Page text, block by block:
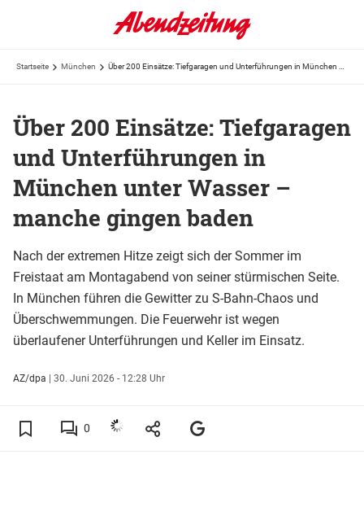
Startseite München
Über 200 Einsätze: Tiefgaragen
und Unterführungen in
München unter Wasser –
manche gingen baden
Nach der extremen Hitze zeigt sich der Sommer im
Freistaat am Montagabend von seiner stürmischen Seite.
In München führen die Gewitter zu S-Bahn-Chaos und
Überschwemmungen. Die Feuerwehr ist wegen
überlaufener Unterführungen und Keller im Einsatz.
AZ/dpa | 30. Juni 2026 - 12:28 Uhr
0